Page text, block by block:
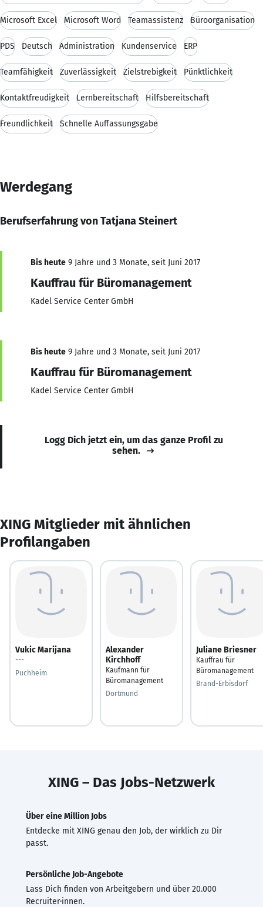
Microsoft Excel Microsoft Word Teamassistenz Büroorganisation
PDS Deutsch Administration Kundenservice ERP
Teamfähigkeit Zuverlässigkeit Zielstrebigkeit Pünktlichkeit
Kontaktfreudigkeit Lernbereitschaft Hilfsbereitschaft
Freundlichkeit Schnelle Auffassungsgabe
Werdegang
Berufserfahrung von Tatjana Steinert
Bis heute 9 Jahre und 3 Monate, seit Juni 2017
Kauffrau für Büromanagement
Kadel Service Center GmbH
Bis heute 9 Jahre und 3 Monate, seit Juni 2017
Kauffrau für Büromanagement
Kadel Service Center GmbH
Logg Dich jetzt ein, um das ganze Profil zu
sehen.
XING Mitglieder mit ähnlichen
Profilangaben
Vukic Marijana
---
Puchheim
Alexander
Kirchhoff
Kaufmann für
Büromanagement
Dortmund
Juliane Briesner
Kauffrau für
Büromanagement
Brand-Erbisdorf
XING – Das Jobs-Netzwerk
Über eine Million Jobs
Entdecke mit XING genau den Job, der wirklich zu Dir
passt.
Persönliche Job-Angebote
Lass Dich finden von Arbeitgebern und über 20.000
Recruiter·innen.